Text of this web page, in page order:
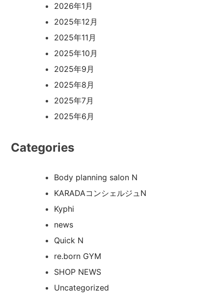
2026年1月
2025年12月
2025年11月
2025年10月
2025年9月
2025年8月
2025年7月
2025年6月
Categories
Body planning salon N
KARADAコンシェルジュN
Kyphi
news
Quick N
re.born GYM
SHOP NEWS
Uncategorized